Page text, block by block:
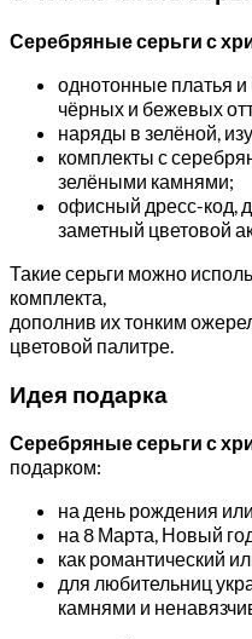
Серебряные серьги с
однотонные платья
чёрных и бежевых
наряды в зелёной,
комплекты с
зелёными камнями;
офисный дресс-код,
заметный цветовой
Такие серьги можно
комплекта,
дополнив их тонким
цветовой палитре.
Идея подарка
Серебряные серьги с
подарком:
на день рождения
на 8 Марта, Новый
как романтический
для любительниц
камнями и